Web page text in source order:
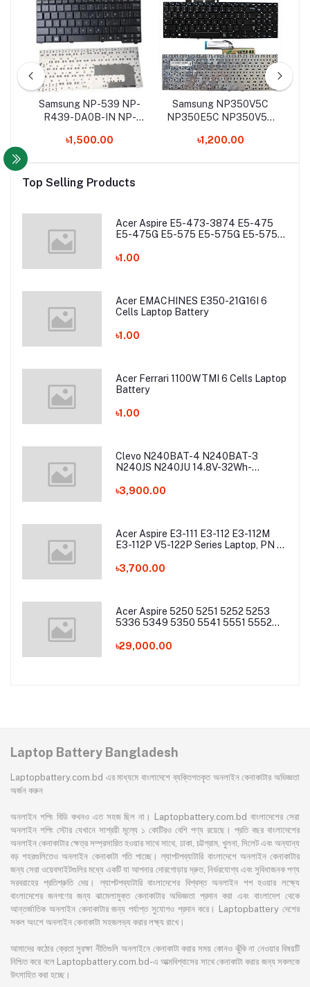
Samsung NP-539 NP-
R439-DA0B-IN NP-
Keyboard
৳1,500.00
Samsung NP350V5C
NP350E5C NP350V5C
NP355V5C NP365E5C
৳1,200.00
Top Selling Products
Acer Aspire E5-473-3874 E5-475
E5-475G E5-575 E5-575G E5-575T
Battery
৳1.00
Acer EMACHINES E350-21G16I 6
Cells Laptop Battery
৳1.00
Acer Ferrari 1100WTMI 6 Cells Laptop
Battery
৳1.00
Clevo N240BAT-4 N240BAT-3
N240JS N240JU 14.8V-32Wh-
৳3,900.00
Acer Aspire E3-111 E3-112 E3-112M
E3-112P V5-122P Series Laptop, PN -
৳3,700.00
Acer Aspire 5250 5251 5252 5253
5336 5349 5350 5541 5551 5552
5745 5749 5750 5755 5760 7251
৳29,000.00
Laptop Battery Bangladesh
Laptopbattery.com.bd এর মাধ্যমে বাংলাদেশে ব্যক্তিগতকৃত অনলাইন কেনাকাটার অভিজ্ঞতা
অর্জন করুন
অনলাইন শপিং বিডি কখনও এত সহজ ছিল না। Laptopbattery.com.bd বাংলাদেশের সেরা
অনলাইন শপিং স্টোর যেখানে সাশ্রয়ী মূল্যে ১ কোটিরও বেশি পণ্য রয়েছে। প্রতি বছর বাংলাদেশের
অনলাইন কেনাকাটার ক্ষেত্র সম্প্রসারিত হওয়ার সাথে সাথে, ঢাকা, চট্টগ্রাম, খুলনা, সিলেট এবং অন্যান্য
বড় শহরগুলিতেও অনলাইন কেনাকাটা গতি পাচ্ছে। ল্যাপটপব্যাটারি বাংলাদেশে অনলাইন কেনাকাটার
জন্য সেরা ওয়েবসাইটগুলির মধ্যে একটি যা আপনার দোরগোড়ায় দ্রুত, নির্ভরযোগ্য এবং সুবিধাজনক পণ্য
সরবরাহের প্রতিশ্রুতি দেয়। ল্যাপটপব্যাটারি বাংলাদেশের বিশ্বস্ত অনলাইন শপ হওয়ার লক্ষ্যে
বাংলাদেশের জনগণের জন্য ঝামেলামুক্ত কেনাকাটার অভিজ্ঞতা প্রদান করা এবং বাংলাদেশ থেকে
আন্তর্জাতিক অনলাইন কেনাকাটার জন্য পর্যাপ্ত সুযোগও প্রদান করে। Laptopbattery দেশের
সকল অংশে অনলাইন কেনাকাটা সহজলভ্য করার লক্ষ্য রাখে।
আমাদের কঠোর ক্রেতা সুরক্ষা নীতিগুলি অনলাইনে কেনাকাটা করার সময় কোনও ঝুঁকি না নেওয়ার বিষয়টি
নিশ্চিত করে বলে Laptopbattery.com.bd-এ আত্মবিশ্বাসের সাথে কেনাকাটা করার জন্য সকলকে
উৎসাহিত করা হচ্ছে।